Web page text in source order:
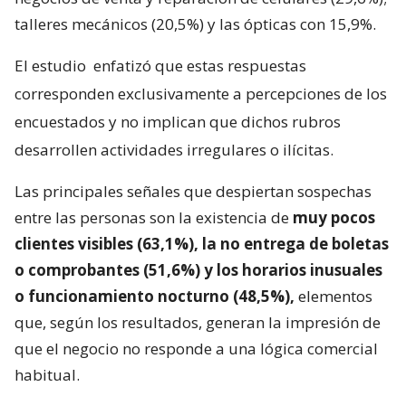
talleres mecánicos (20,5%) y las ópticas con 15,9%.
El estudio enfatizó que estas respuestas
corresponden exclusivamente a percepciones de los
encuestados y no implican que dichos rubros
desarrollen actividades irregulares o ilícitas.
Las principales señales que despiertan sospechas
entre las personas son la existencia de muy pocos
clientes visibles (63,1%), la no entrega de boletas
o comprobantes (51,6%) y los horarios inusuales
o funcionamiento nocturno (48,5%), elementos
que, según los resultados, generan la impresión de
que el negocio no responde a una lógica comercial
habitual.